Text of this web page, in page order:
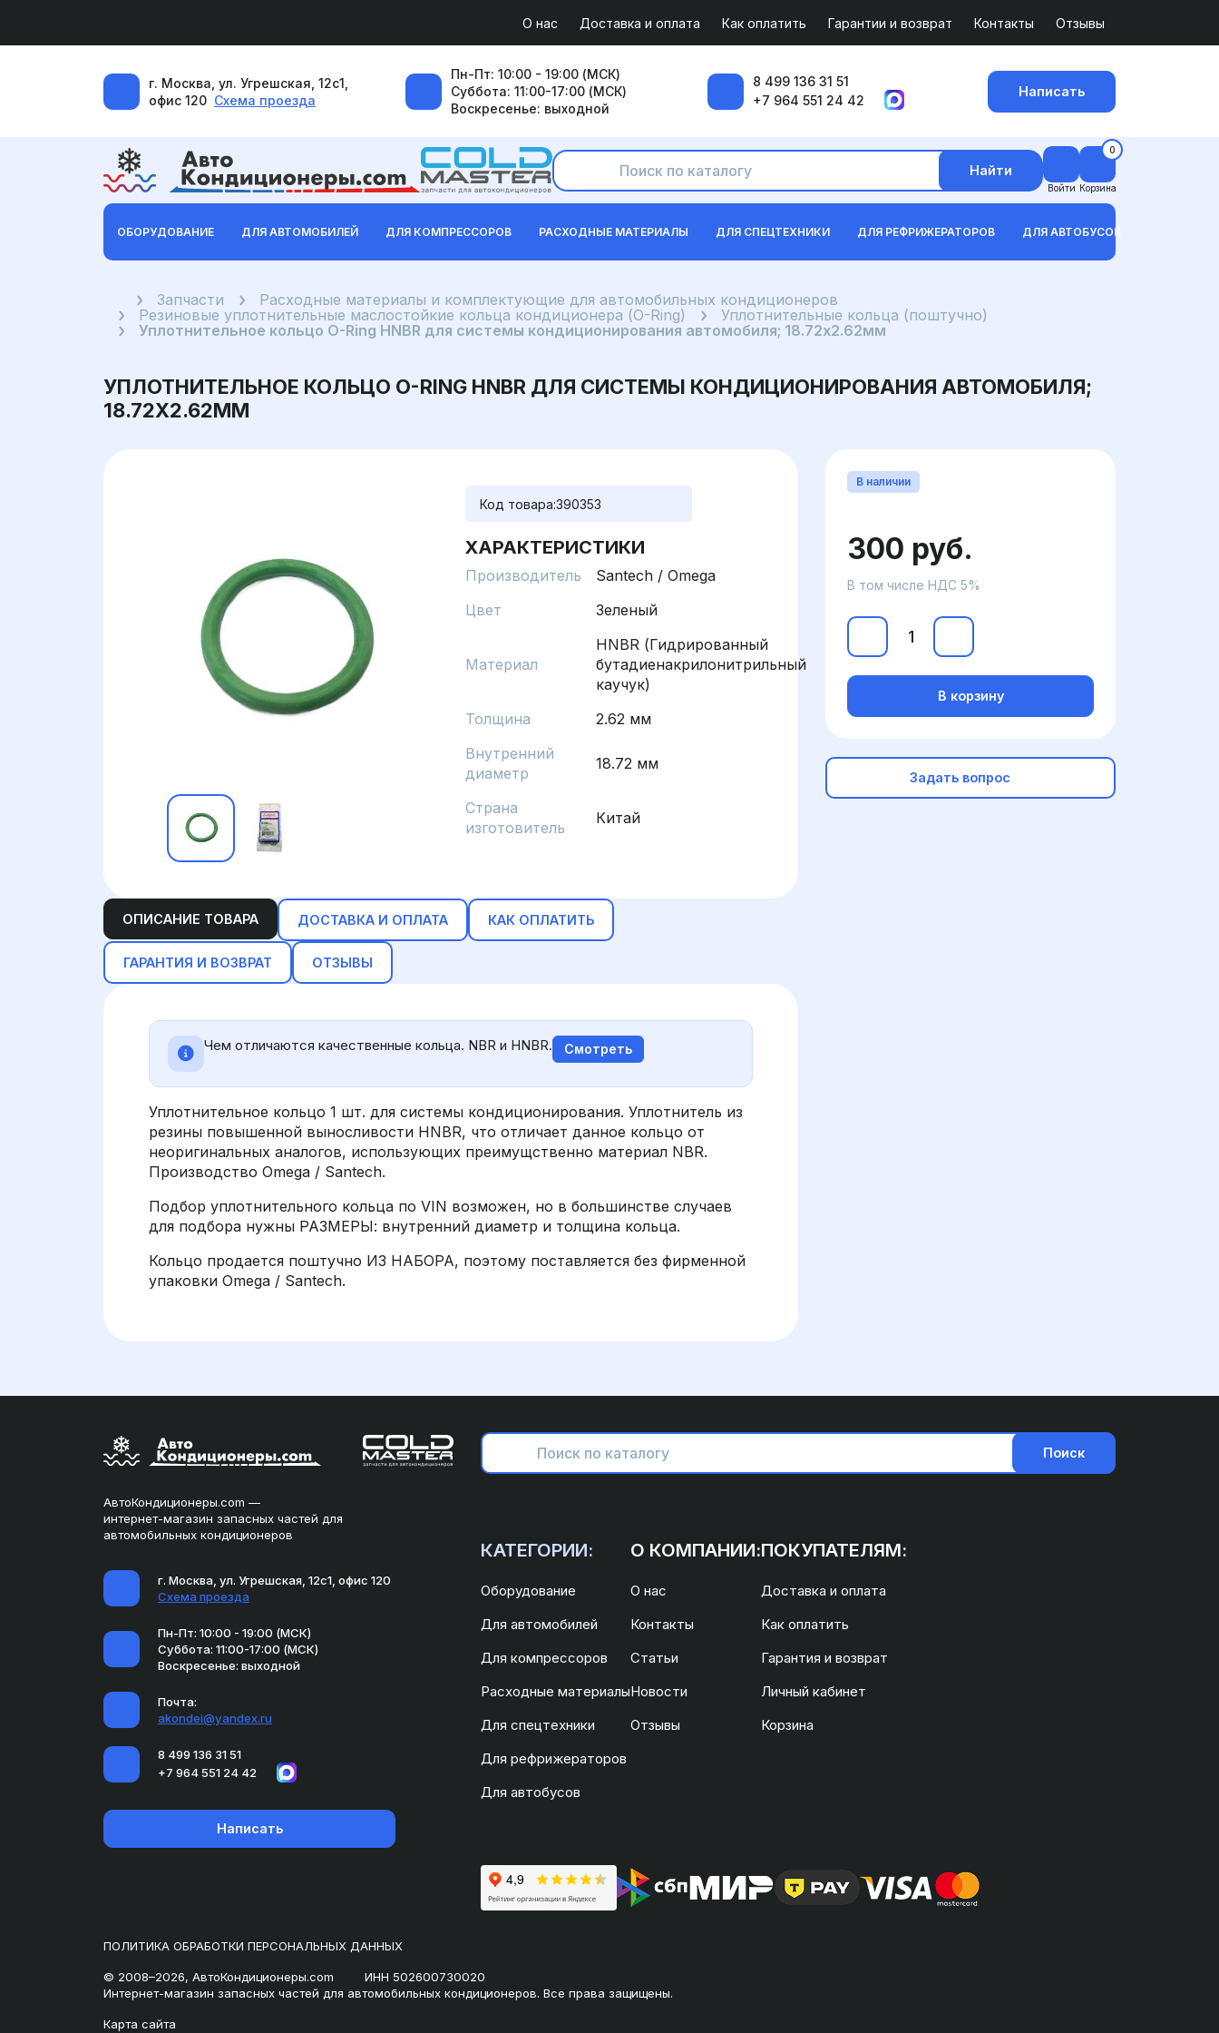
О нас Доставка и оплата Как оплатить Гарантии и возврат Контакты Отзывы
г. Москва, ул. Угрешская, 12с1,
офис 120 Схема проезда
Пн-Пт: 10:00 - 19:00 (МСК)
Суббота: 11:00-17:00 (МСК)
Воскресенье: выходной
8 499 136 31 51
+7 964 551 24 42
Написать
Найти
Войти
0
Корзина
ОБОРУДОВАНИЕ ДЛЯ АВТОМОБИЛЕЙ ДЛЯ КОМПРЕССОРОВ РАСХОДНЫЕ МАТЕРИАЛЫ ДЛЯ СПЕЦТЕХНИКИ ДЛЯ РЕФРИЖЕРАТОРОВ ДЛЯ АВТОБУСОВ
ГлавнаяЗапчасти
Расходные материалы и комплектующие для автомобильных кондиционеров
Резиновые уплотнительные маслостойкие кольца кондиционера (O-Ring)
Уплотнительные кольца (поштучно)
Уплотнительное кольцо O-Ring HNBR для системы кондиционирования автомобиля; 18.72x2.62мм
УПЛОТНИТЕЛЬНОЕ КОЛЬЦО O-RING HNBR ДЛЯ СИСТЕМЫ КОНДИЦИОНИРОВАНИЯ АВТОМОБИЛЯ;
18.72X2.62ММ
Код товара:390353
ХАРАКТЕРИСТИКИ
Производитель
Santech / Omega
Цвет
Зеленый
Материал
HNBR (Гидрированный
бутадиенакрилонитрильный
каучук)
Толщина
2.62 мм
Внутренний
диаметр
18.72 мм
Страна
изготовитель
Китай
ОПИСАНИЕ ТОВАРА ДОСТАВКА И ОПЛАТА КАК ОПЛАТИТЬ
ГАРАНТИЯ И ВОЗВРАТ ОТЗЫВЫ
Чем отличаются качественные кольца. NBR и HNBR. Смотреть
Уплотнительное кольцо 1 шт. для системы кондиционирования. Уплотнитель из
резины повышенной выносливости HNBR, что отличает данное кольцо от
неоригинальных аналогов, использующих преимущственно материал NBR.
Производство Omega / Santech.
Подбор уплотнительного кольца по VIN возможен, но в большинстве случаев
для подбора нужны РАЗМЕРЫ: внутренний диаметр и толщина кольца.
Кольцо продается поштучно ИЗ НАБОРА, поэтому поставляется без фирменной
упаковки Omega / Santech.
В наличии
300 руб.
В том числе НДС 5%
В корзину
Задать вопрос
АвтоКондиционеры.com —
интернет-магазин запасных частей для
автомобильных кондиционеров
г. Москва, ул. Угрешская, 12с1, офис 120
Схема проезда
Пн-Пт: 10:00 - 19:00 (МСК)
Суббота: 11:00-17:00 (МСК)
Воскресенье: выходной
Почта:
akondei@yandex.ru
8 499 136 31 51
+7 964 551 24 42
Написать
Поиск
КАТЕГОРИИ:
Оборудование
Для автомобилей
Для компрессоров
Расходные материалы
Для спецтехники
Для рефрижераторов
Для автобусов
О КОМПАНИИ:
О нас
Контакты
Статьи
Новости
Отзывы
ПОКУПАТЕЛЯМ:
Доставка и оплата
Как оплатить
Гарантия и возврат
Личный кабинет
Корзина
ПОЛИТИКА ОБРАБОТКИ ПЕРСОНАЛЬНЫХ ДАННЫХ
© 2008–2026, АвтоКондиционеры.com
ИНН 502600730020
Интернет-магазин запасных частей для автомобильных кондиционеров. Все права защищены.
Карта сайта